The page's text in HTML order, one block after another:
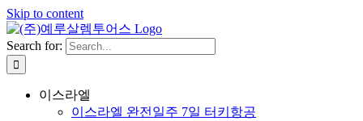
Skip to content
Search for:
이스라엘
이스라엘 완전일주 7일 터키항공